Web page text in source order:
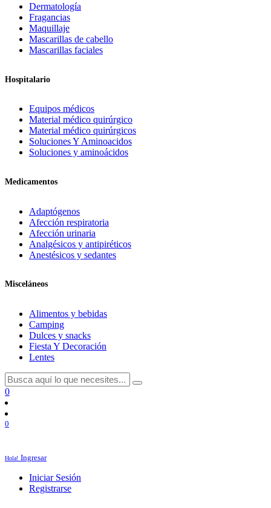
Dermatología
Fragancias
Maquillaje
Mascarillas de cabello
Mascarillas faciales
Hospitalario
Equipos médicos
Material médico quirúrgico
Material médico quirúrgicos
Soluciones Y Aminoacidos
Soluciones y aminoácidos
Medicamentos
Adaptógenos
Afección respiratoria
Afección urinaria
Analgésicos y antipiréticos
Anestésicos y sedantes
Misceláneos
Alimentos y bebidas
Camping
Dulces y snacks
Fiesta Y Decoración
Lentes
0
0
Hola! Ingresar
Iniciar Sesión
Registrarse